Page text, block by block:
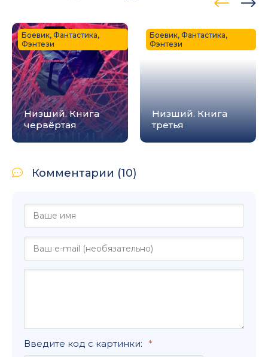
Низший. Книга
червёртая
Боевик, Фантастика,
Фэнтези
Низший. Книга
третья
Боевик, Фантастика,
Фэнтези
Комментарии (10)
Введите код с картинки: